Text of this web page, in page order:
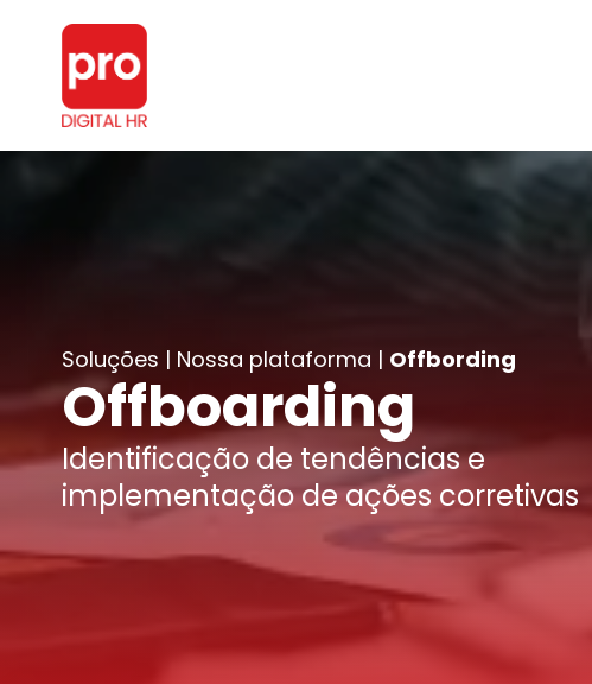
PDI
Feedback
Offbording
Ouvidoria
Soluções | Nossa plataforma | Offbording
Offboarding
Identificação de tendências e
implementação de ações corretivas